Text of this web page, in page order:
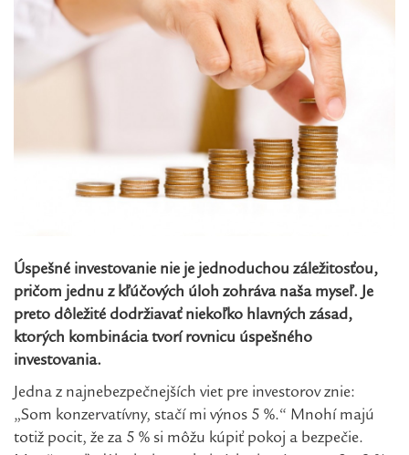
Úspešné investovanie nie je jednoduchou záležitosťou,
pričom jednu z kľúčových úloh zohráva naša myseľ. Je
preto dôležité dodržiavať niekoľko hlavných zásad,
ktorých kombinácia tvorí rovnicu úspešného
investovania.
Jedna z najnebezpečnejších viet pre investorov znie:
„Som konzervatívny, stačí mi výnos 5 %.“ Mnohí majú
totiž pocit, že za 5 % si môžu kúpiť pokoj a bezpečie.